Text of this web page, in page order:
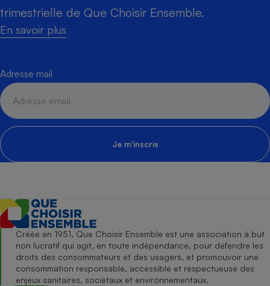
trimestrielle de Que Choisir Ensemble.
En savoir plus
Adresse mail
Je m'inscris
Créée en 1951, Que Choisir Ensemble est une association à but
non lucratif qui agit, en toute indépendance, pour défendre les
droits des consommateurs et des usagers, et promouvoir une
consommation responsable, accessible et respectueuse des
enjeux sanitaires, sociétaux et environnementaux.